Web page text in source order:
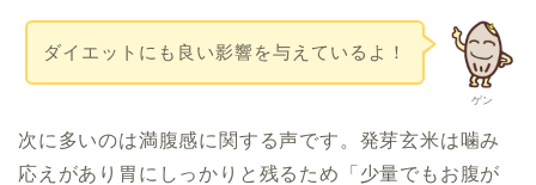
ゲン
ダイエットにも良い影響を与えているよ！
次に多いのは満腹感に関する声です。発芽玄米は噛み
応えがあり胃にしっかりと残るため「少量でもお腹が